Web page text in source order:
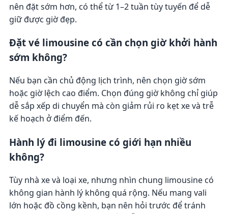
nên đặt sớm hơn, có thể từ 1–2 tuần tùy tuyến để dễ
giữ được giờ đẹp.
Đặt vé limousine có cần chọn giờ khởi hành
sớm không?
Nếu bạn cần chủ động lịch trình, nên chọn giờ sớm
hoặc giờ lệch cao điểm. Chọn đúng giờ không chỉ giúp
dễ sắp xếp di chuyển mà còn giảm rủi ro kẹt xe và trễ
kế hoạch ở điểm đến.
Hành lý đi limousine có giới hạn nhiều
không?
Tùy nhà xe và loại xe, nhưng nhìn chung limousine có
không gian hành lý không quá rộng. Nếu mang vali
lớn hoặc đồ cồng kềnh, bạn nên hỏi trước để tránh